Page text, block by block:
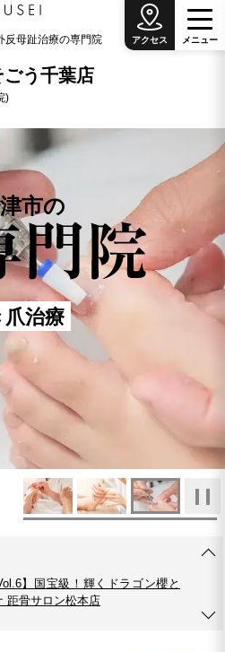
反母趾治療の専門院
う千葉店
)
メニ ュ ー
アクセス
市の
も相談
母趾治療
爪治療
】国宝級！輝くドラゴン櫻と
距骨サロン松本店
が進化！歩き方が見える「TBTI
。
店舗同時OPEN】距骨サロン豊川
が新たにオープンします！
】国宝級！輝くドラゴン櫻と
距骨サロン松本店